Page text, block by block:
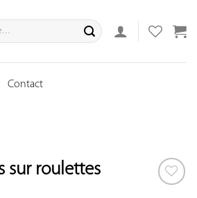
Contact
sur roulettes